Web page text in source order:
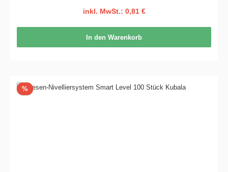
inkl. MwSt.: 0,81 €
In den Warenkorb
%Rabatt